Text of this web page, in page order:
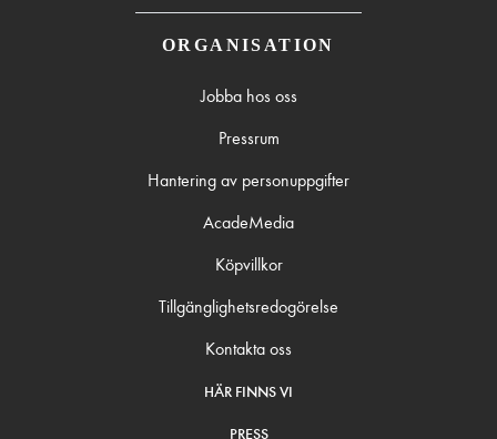
ORGANISATION
Jobba hos oss
Pressrum
Hantering av personuppgifter
AcadeMedia
Köpvillkor
Tillgänglighetsredogörelse
Kontakta oss
HÄR FINNS VI
PRESS